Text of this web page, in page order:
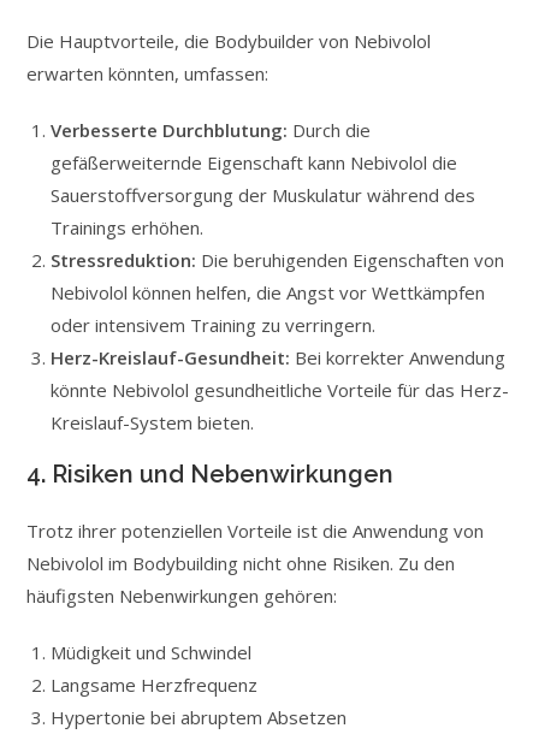
Die Hauptvorteile, die Bodybuilder von Nebivolol
erwarten könnten, umfassen:
Verbesserte Durchblutung: Durch die
gefäßerweiternde Eigenschaft kann Nebivolol die
Sauerstoffversorgung der Muskulatur während des
Trainings erhöhen.
Stressreduktion: Die beruhigenden Eigenschaften von
Nebivolol können helfen, die Angst vor Wettkämpfen
oder intensivem Training zu verringern.
Herz-Kreislauf-Gesundheit: Bei korrekter Anwendung
könnte Nebivolol gesundheitliche Vorteile für das Herz-
Kreislauf-System bieten.
4. Risiken und Nebenwirkungen
Trotz ihrer potenziellen Vorteile ist die Anwendung von
Nebivolol im Bodybuilding nicht ohne Risiken. Zu den
häufigsten Nebenwirkungen gehören:
Müdigkeit und Schwindel
Langsame Herzfrequenz
Hypertonie bei abruptem Absetzen